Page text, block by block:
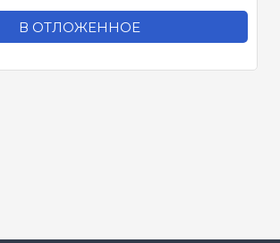
В ОТЛОЖЕННОЕ